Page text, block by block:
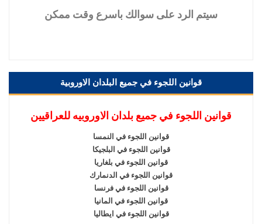
سيتم الرد على سوالك باسرع وقت ممكن
قوانين اللجوء في جميع البلدان الاوروبية
قوانين اللجوء في جميع بلدان الاوروبيه للعراقيين
قوانين اللجوء في النمسا
قوانين اللجوء في البلجيكا
قوانين اللجوء في بلغاريا
قوانين اللجوء في الدنمارك
قوانين اللجوء في فرنسا
قوانين اللجوء في المانيا
قوانين اللجوء في ايطاليا